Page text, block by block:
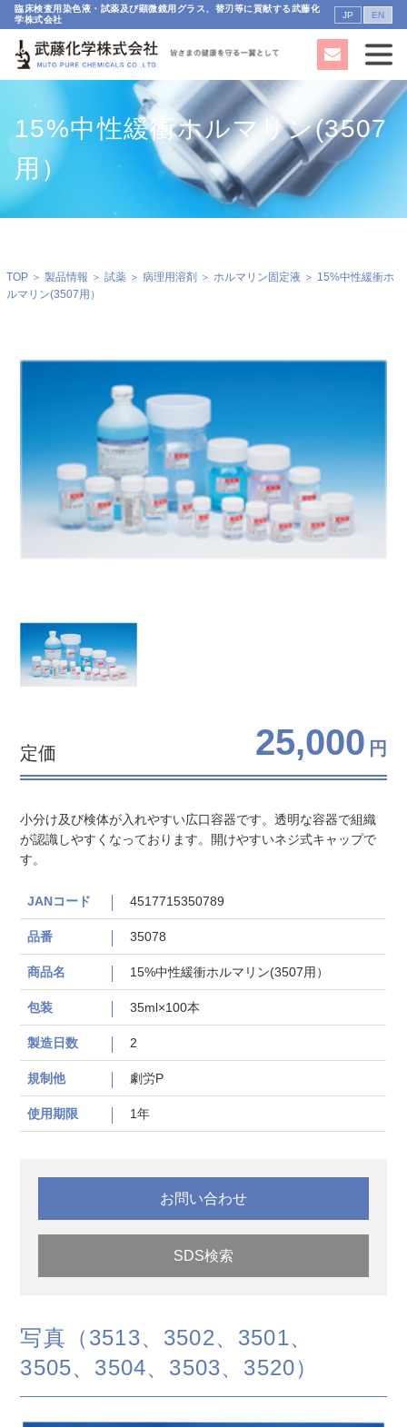
臨床検査用染色液・試薬及び顕微鏡用グラス、替刃等に貢献する武藤化
学株式会社
JP EN
15%中性緩衝ホルマリン(3507
用）
TOP＞ 製品情報 ＞ 試薬＞ 病理用溶剤 ＞ ホルマリン固定液 ＞ 15%中性緩衝ホ
ルマリン(3507用）
定価 25,000 円
小分け及び検体が入れやすい広口容器です。透明な容器で組織
が認識しやすくなっております。開けやすいネジ式キャップで
す。
JANコード 4517715350789
品番 35078
商品名 15%中性緩衝ホルマリン(3507用）
包装 35ml×100本
製造日数 2
規制他 劇労P
使用期限 1年
お問い合わせ
SDS検索
写真（3513、3502、3501、
3505、3504、3503、3520）